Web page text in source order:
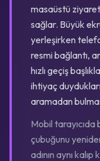
masaüstü
sağlar. Büyük
yerleşirken
resmi bağlantı,
hızlı geçiş
ihtiyaç
aramadan
Mobil tarayıcıda
çubuğunu
adının aynı kalıp